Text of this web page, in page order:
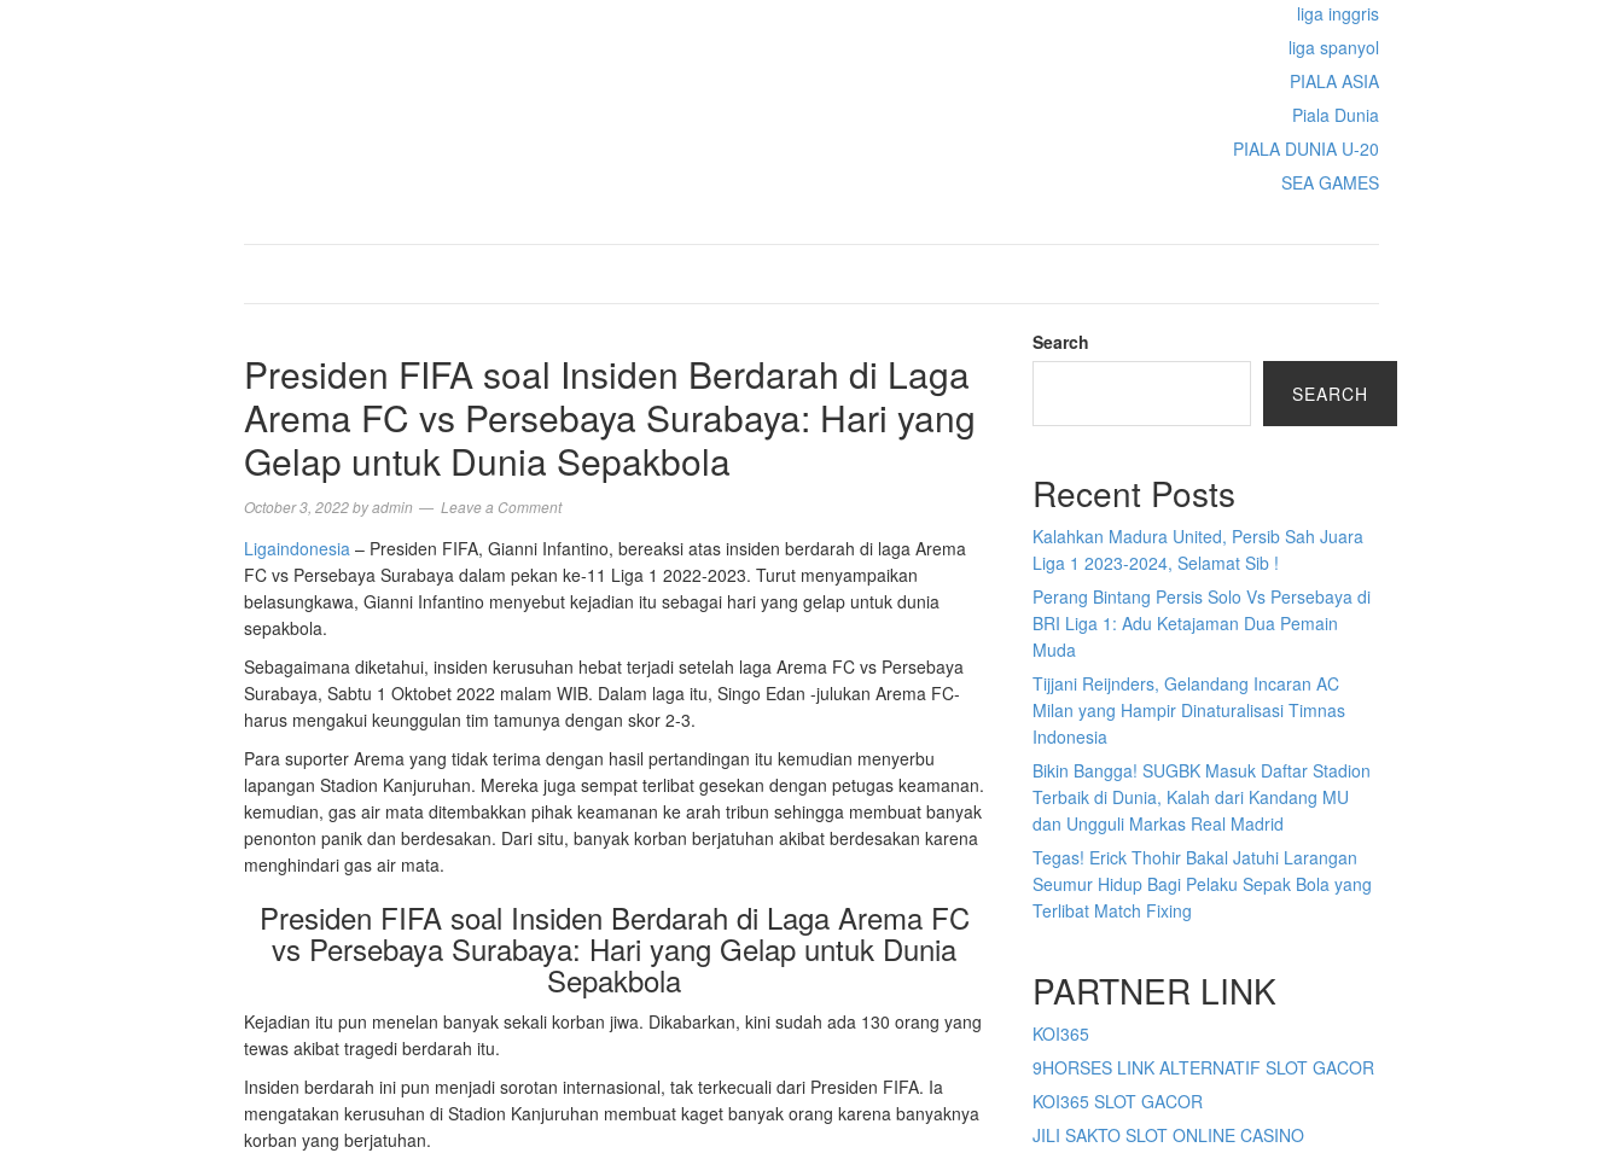
liga inggris
liga spanyol
PIALA ASIA
Piala Dunia
PIALA DUNIA U-20
SEA GAMES
Presiden FIFA soal Insiden Berdarah di Laga
Arema FC vs Persebaya Surabaya: Hari yang
Gelap untuk Dunia Sepakbola
October 3, 2022byadmin Leave a Comment
Ligaindonesia – Presiden FIFA, Gianni Infantino, bereaksi atas insiden berdarah di laga Arema
FC vs Persebaya Surabaya dalam pekan ke-11 Liga 1 2022-2023. Turut menyampaikan
belasungkawa, Gianni Infantino menyebut kejadian itu sebagai hari yang gelap untuk dunia
sepakbola.
Sebagaimana diketahui, insiden kerusuhan hebat terjadi setelah laga Arema FC vs Persebaya
Surabaya, Sabtu 1 Oktobet 2022 malam WIB. Dalam laga itu, Singo Edan -julukan Arema FC-
harus mengakui keunggulan tim tamunya dengan skor 2-3.
Para suporter Arema yang tidak terima dengan hasil pertandingan itu kemudian menyerbu
lapangan Stadion Kanjuruhan. Mereka juga sempat terlibat gesekan dengan petugas keamanan.
kemudian, gas air mata ditembakkan pihak keamanan ke arah tribun sehingga membuat banyak
penonton panik dan berdesakan. Dari situ, banyak korban berjatuhan akibat berdesakan karena
menghindari gas air mata.
Presiden FIFA soal Insiden Berdarah di Laga Arema FC
vs Persebaya Surabaya: Hari yang Gelap untuk Dunia
Sepakbola
Kejadian itu pun menelan banyak sekali korban jiwa. Dikabarkan, kini sudah ada 130 orang yang
tewas akibat tragedi berdarah itu.
Insiden berdarah ini pun menjadi sorotan internasional, tak terkecuali dari Presiden FIFA. Ia
mengatakan kerusuhan di Stadion Kanjuruhan membuat kaget banyak orang karena banyaknya
korban yang berjatuhan.
Search
SEARCH
Recent Posts
Kalahkan Madura United, Persib Sah Juara
Liga 1 2023-2024, Selamat Sib !
Perang Bintang Persis Solo Vs Persebaya di
BRI Liga 1: Adu Ketajaman Dua Pemain
Muda
Tijjani Reijnders, Gelandang Incaran AC
Milan yang Hampir Dinaturalisasi Timnas
Indonesia
Bikin Bangga! SUGBK Masuk Daftar Stadion
Terbaik di Dunia, Kalah dari Kandang MU
dan Ungguli Markas Real Madrid
Tegas! Erick Thohir Bakal Jatuhi Larangan
Seumur Hidup Bagi Pelaku Sepak Bola yang
Terlibat Match Fixing
PARTNER LINK
KOI365
9HORSES LINK ALTERNATIF SLOT GACOR
KOI365 SLOT GACOR
JILI SAKTO SLOT ONLINE CASINO